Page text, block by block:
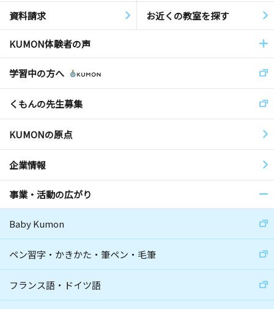
資料請求 お近くの教室を探す
KUMON体験者の声
学習中の方へ
くもんの先生募集
KUMONの原点
企業情報
事業・活動の広がり
Baby Kumon
ペン習字・かきかた・筆ペン・毛筆
フランス語・ドイツ語